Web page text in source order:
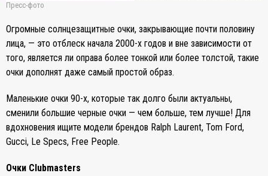
Пресс-фото
Огромные солнцезащитные очки, закрывающие почти половину
лица, — это отблеск начала 2000-х годов и вне зависимости от
того, является ли оправа более тонкой или более толстой, такие
очки дополнят даже самый простой образ.
Маленькие очки 90-х, которые так долго были актуальны,
сменили большие черные очки — чем больше, тем лучше! Для
вдохновения ищите модели брендов Ralph Laurent, Tom Ford,
Gucci, Le Specs, Free People.
Очки Clubmasters